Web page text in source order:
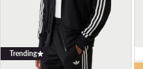
Trending